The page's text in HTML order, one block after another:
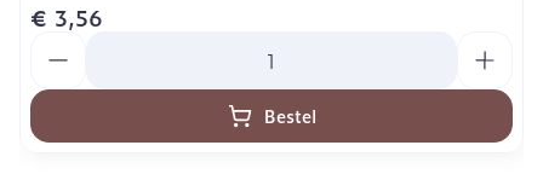
€ 3,56
Bestel